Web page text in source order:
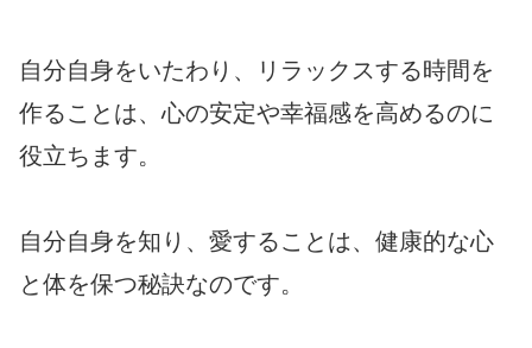
自分自身をいたわり、リラックスする時間を
作ることは、心の安定や幸福感を高めるのに
役立ちます。
自分自身を知り、愛することは、健康的な心
と体を保つ秘訣なのです。